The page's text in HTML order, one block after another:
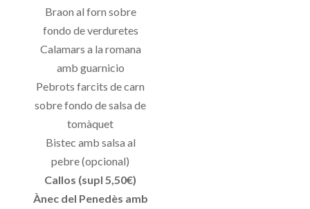
Braon al forn sobre
fondo de verduretes
Calamars a la romana
amb guarnicio
Pebrots farcits de carn
sobre fondo de salsa de
tomàquet
Bistec amb salsa al
pebre (opcional)
Callos (supl 5,50€)
Ànec del Penedès amb